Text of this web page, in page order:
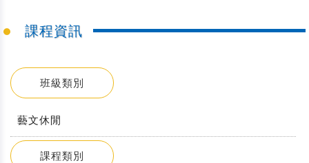
課程資訊
班級類別
藝文休閒
課程類別